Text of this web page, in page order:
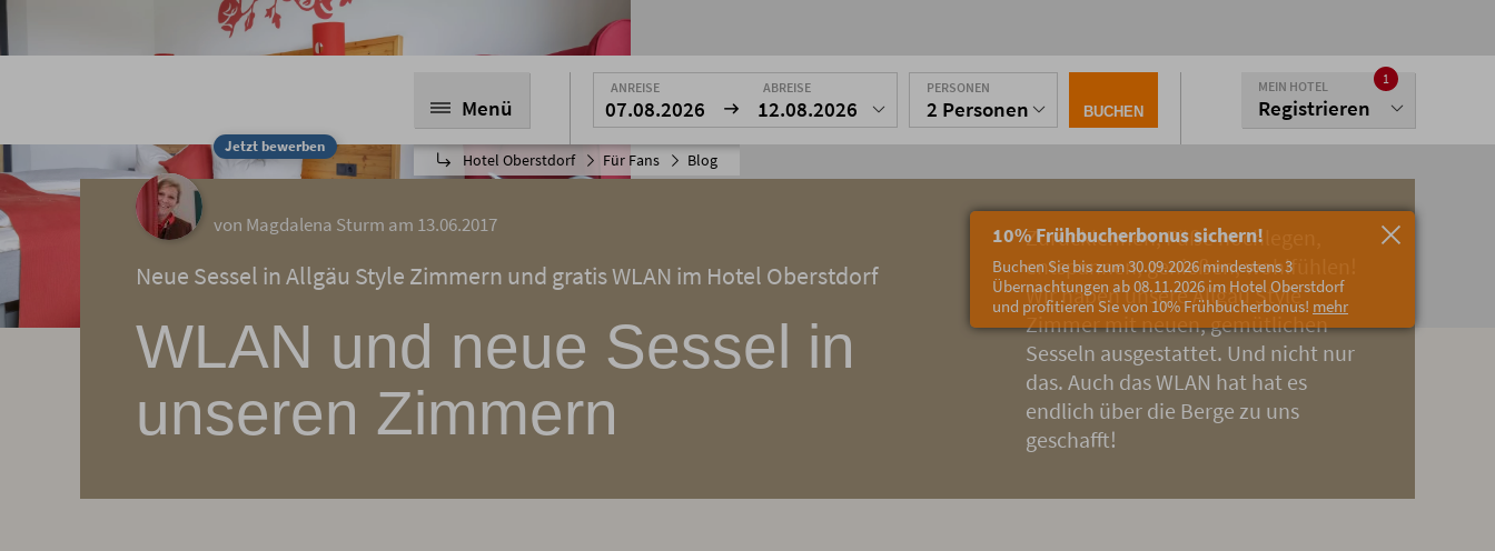
Jetzt bewerben
Menü
Hotel Oberstdorf Für Fans Blog
10% Frühbucherbonus sichern!
Buchen Sie bis zum 30.09.2026 mindestens 3
Übernachtungen ab 08.11.2026 im Hotel Oberstdorf
und profitieren Sie von 10% Frühbucherbonus! mehr
ANREISE
07.08.2026
ABREISE
12.08.2026
PERSONEN
2 Personen BUCHEN
MEIN HOTEL
Registrieren
1
von Magdalena Sturm am 13.06.2017
Neue Sessel in Allgäu Style Zimmern und gratis WLAN im Hotel Oberstdorf
WLAN und neue Sessel in
unseren Zimmern
Zurücklehnen, Füße hochlegen,
entspannen, genießen, wohlfühlen!
Wir haben unsere Allgäu Style
Zimmer mit neuen, gemütlichen
Sesseln ausgestattet. Und nicht nur
das. Auch das WLAN hat hat es
endlich über die Berge zu uns
geschafft!